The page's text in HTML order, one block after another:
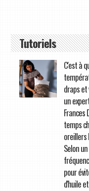
Tutoriels
C'est à
draps
un
Frances
temps
oreillers
Selon
pour
d'huile